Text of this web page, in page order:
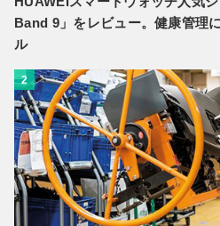
Band 9」をレビュー。健康管理
ル
2